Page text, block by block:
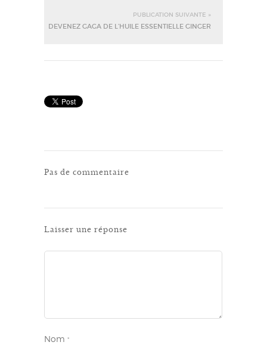
PUBLICATION SUIVANTE »
DEVENEZ GAGA DE L’HUILE ESSENTIELLE GINGER
Pas de commentaire
Laisser une réponse
Nom *